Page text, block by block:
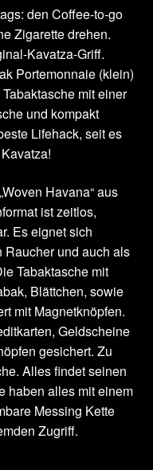
den Coffee-to-go
Zigarette drehen.
Kavatza-Griff.
Portemonnaie (klein)
mit einer
und kompakt
Lifehack, seit es
Havana“ aus
ist zeitlos,
Es eignet sich
Raucher und auch als
Tabaktasche mit
Blättchen, sowie
mit Magnetknöpfen.
Geldscheine
gesichert. Zu
Alles findet seinen
haben alles mit einem
Messing Kette
Zugriff.